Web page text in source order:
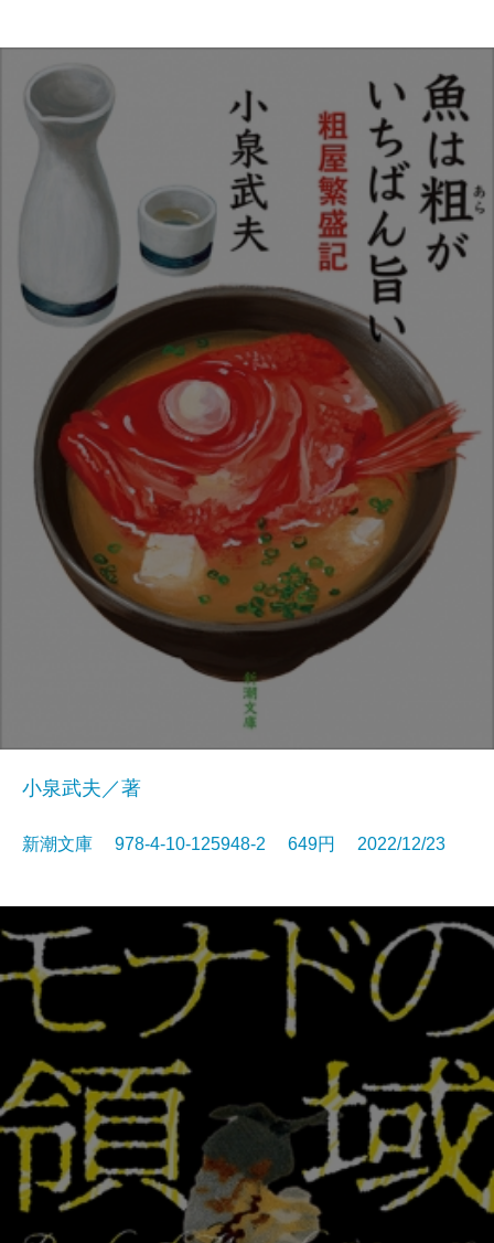
小泉武夫／著
新潮文庫 978-4-10-125948-2 649円 2022/12/23